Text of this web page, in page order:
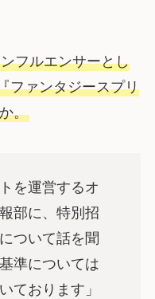
フルエンサーとし
ファンタジースプリ
。
を運営するオ
部に、特別招
ついて話を聞
準については
ております」